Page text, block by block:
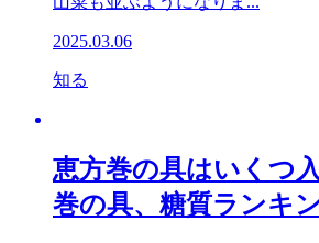
2025.03.06
知る
恵方巻の具はいくつ
巻の具、糖質ランキン